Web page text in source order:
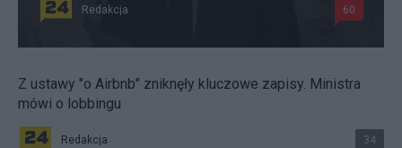
Redakcja 60
Z ustawy "o Airbnb" zniknęły kluczowe zapisy. Ministra
mówi o lobbingu
Redakcja 34